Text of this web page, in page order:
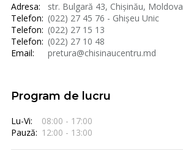
Adresa:
str. Bulgară 43, Chișinău, Moldova
Telefon: (022) 27 45 76 - Ghișeu Unic
Telefon: (022) 27 15 13
Telefon: (022) 27 10 48
Email:
pretura@chisinaucentru.md
Program de lucru
Lu-Vi:
08:00 - 17:00
Pauză: 12:00 - 13:00